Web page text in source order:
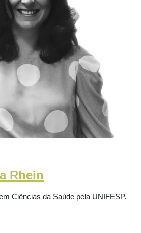
Rhein
Ciências da Saúde pela UNIFESP.